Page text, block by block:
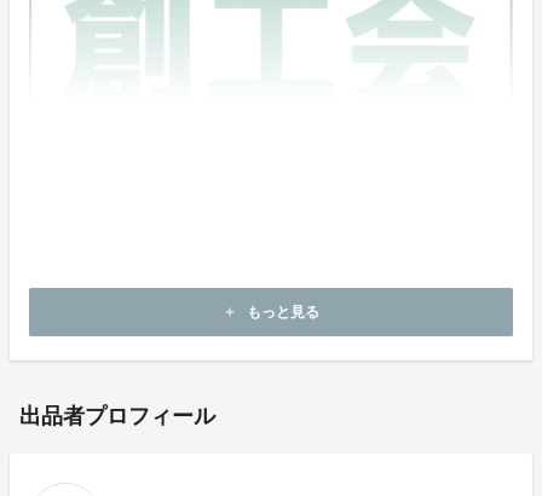
add もっと見る
出品者プロフィール